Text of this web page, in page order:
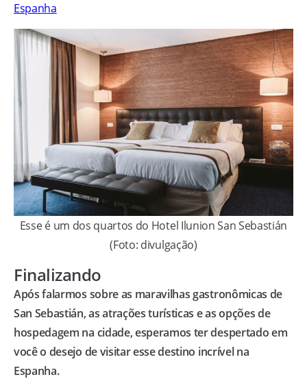
Espanha
Esse é um dos quartos do Hotel Ilunion San Sebastián
(Foto: divulgação)
Finalizando
Após falarmos sobre as maravilhas gastronômicas de
San Sebastián, as atrações turísticas e as opções de
hospedagem na cidade, esperamos ter despertado em
você o desejo de visitar esse destino incrível na
Espanha.